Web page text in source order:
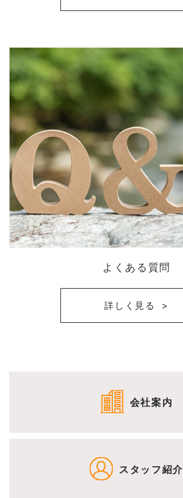
よくある質問
詳しく見る
会社案内
スタッフ紹介